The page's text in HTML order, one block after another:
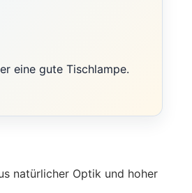
eine gute Tischlampe.
natürlicher Optik und hoher